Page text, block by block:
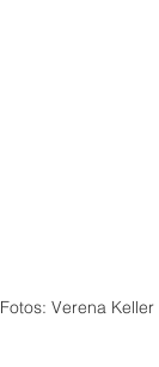
Fotos: Verena Keller